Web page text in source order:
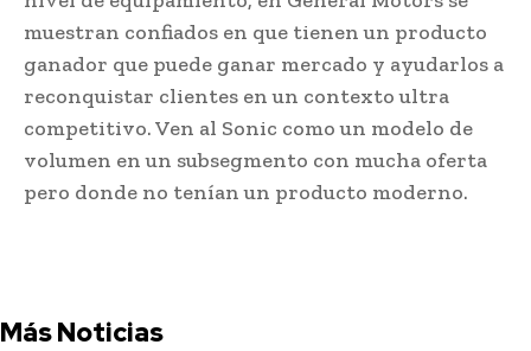
muestran confiados en que tienen un producto
ganador que puede ganar mercado y ayudarlos a
reconquistar clientes en un contexto ultra
competitivo. Ven al Sonic como un modelo de
volumen en un subsegmento con mucha oferta
pero donde no tenían un producto moderno.
Más Noticias